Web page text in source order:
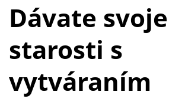
Dávate svoje
starosti s
vytváraním